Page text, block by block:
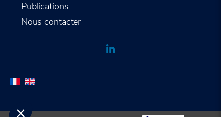
Publications
Nous contacter